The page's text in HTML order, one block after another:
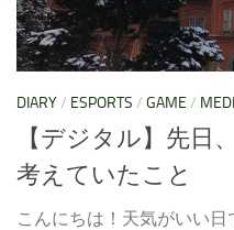
DIARY/ ESPORTS / GAME /
【デジタル】先日
考えていたこと
こんにちは！天気がいい